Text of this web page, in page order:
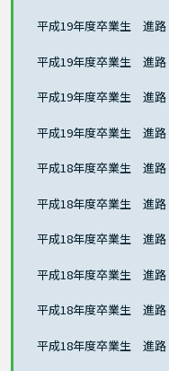
平成19年度卒業生 進
平成19年度卒業生 進
平成19年度卒業生 進
平成19年度卒業生 進
平成18年度卒業生 進
平成18年度卒業生 進
平成18年度卒業生 進
平成18年度卒業生 進
平成18年度卒業生 進
平成18年度卒業生 進